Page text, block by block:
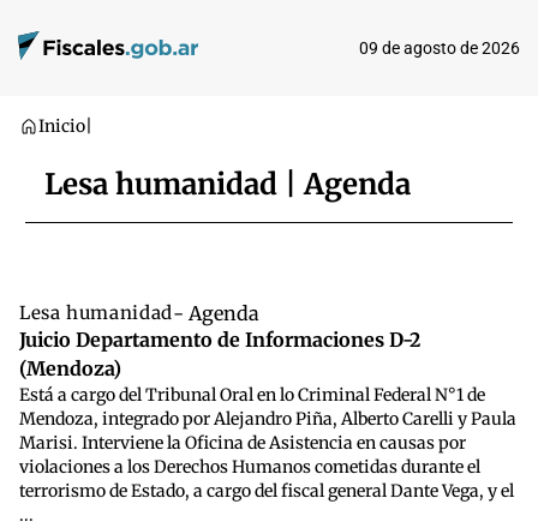
09 de agosto de 2026
Inicio
Lesa humanidad | Agenda
Lesa humanidad- Agenda
Juicio Departamento de Informaciones D-2
(Mendoza)
Está a cargo del Tribunal Oral en lo Criminal Federal N°1 de
Mendoza, integrado por Alejandro Piña, Alberto Carelli y Paula
Marisi. Interviene la Oficina de Asistencia en causas por
violaciones a los Derechos Humanos cometidas durante el
terrorismo de Estado, a cargo del fiscal general Dante Vega, y el
...